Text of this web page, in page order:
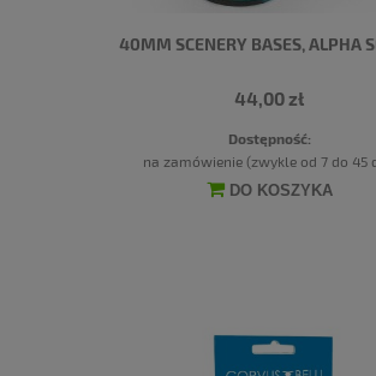
40MM SCENERY BASES, ALPHA
44,00 zł
Dostępność:
na zamówienie (zwykle od 7 do 45
DO KOSZYKA